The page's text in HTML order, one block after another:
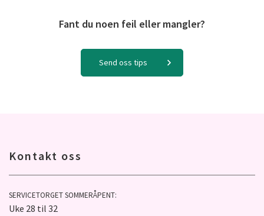
Fant du noen feil eller mangler?
Send oss tips
Kontakt oss
SERVICETORGET SOMMERÅPENT:
Uke 28 til 32